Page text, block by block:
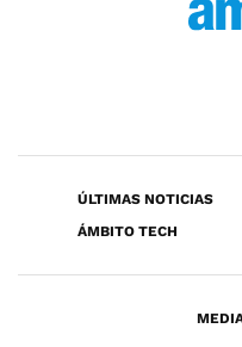
ÚLTIMAS NOTICIAS
ÁMBITO TECH